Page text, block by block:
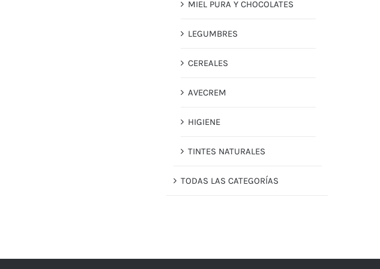
MIEL PURA Y CHOCOLATES
LEGUMBRES
CEREALES
AVECREM
HIGIENE
TINTES NATURALES
TODAS LAS CATEGORÍAS